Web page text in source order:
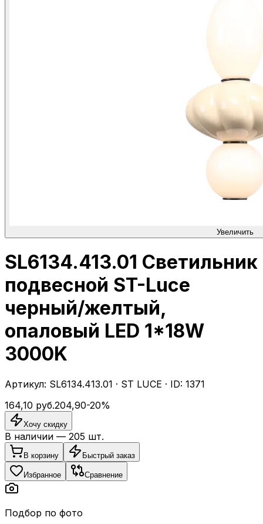
Увеличить
SL6134.413.01 Светильник
подвесной ST-Luce
черный/желтый,
опаловый LED 1*18W
3000K
Артикул: SL6134.413.01 · ST LUCE · ID: 1371
164,10 руб.204,90-20%
Хочу скидку
В наличии — 205 шт.
В корзину Быстрый заказ
Избранное Сравнение
Подбор по фото